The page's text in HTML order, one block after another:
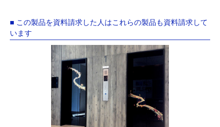
■ この製品を資料請求した人はこれらの製品も資料請求して
います